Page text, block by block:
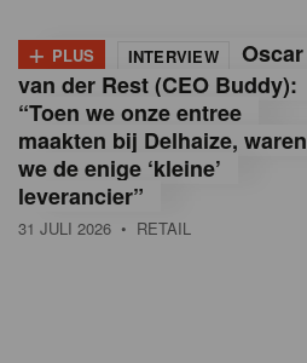
+ PLUS INTERVIEW
Oscar
van der Rest (CEO Buddy):
“Toen we onze entree
maakten bij Delhaize, waren
we de enige ‘kleine’
leverancier”
31 JULI 2026 • RETAIL